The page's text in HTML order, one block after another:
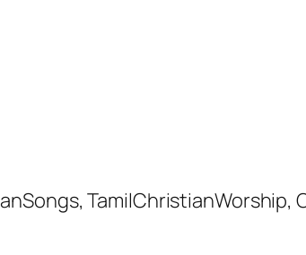
TamilChristianWorship,